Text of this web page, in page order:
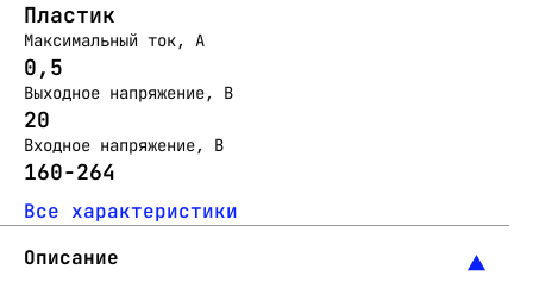
Пластик
Максимальный ток, А
0,5
Выходное напряжение, В
20
Входное напряжение, В
160-264
Все характеристики
Описание